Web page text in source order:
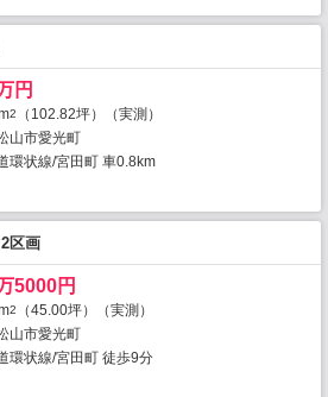
円
2
（102.82坪）（実測）
山市愛光町
環状線/宮田町 車0.8km
区画
5000円
2
（45.00坪）（実測）
山市愛光町
環状線/宮田町 徒歩9分